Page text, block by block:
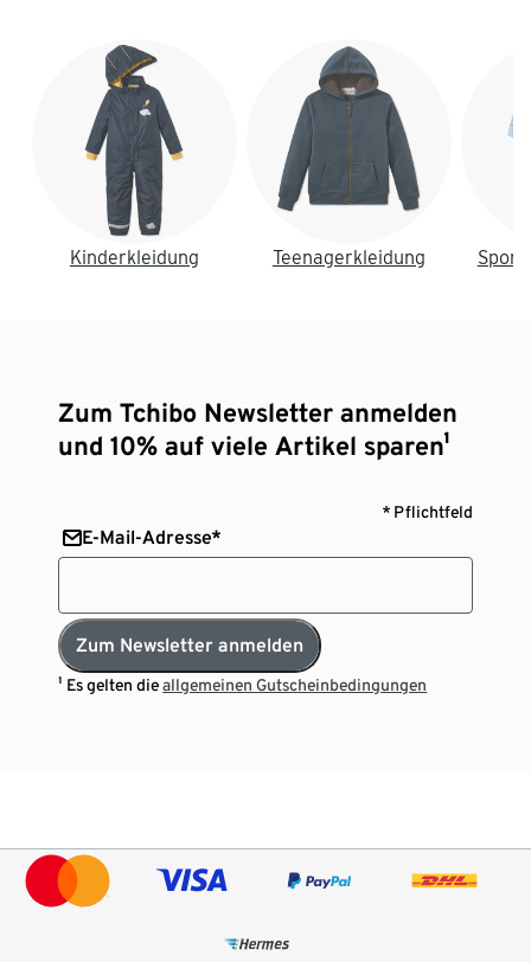
Kinderkleidung Teenagerkleidung
Zum Tchibo Newsletter anmelden
und 10% auf viele Artikel sparen¹
* Pflichtfeld
E-Mail-Adresse*
Zum Newsletter anmelden
¹ Es gelten dieallgemeinen Gutscheinbedingungen